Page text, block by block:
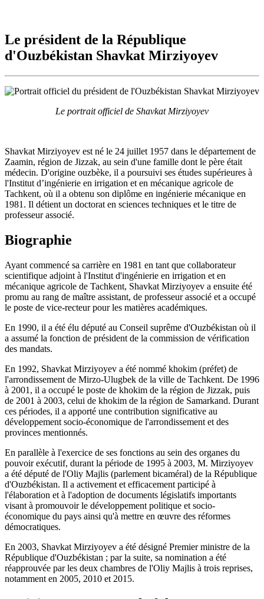
Le président de la République
d'Ouzbékistan Shavkat Mirziyoyev
Le portrait officiel de Shavkat Mirziyoyev
Shavkat Mirziyoyev est né le 24 juillet 1957 dans le département de
Zaamin, région de Jizzak, au sein d'une famille dont le père était
médecin. D'origine ouzbèke, il a poursuivi ses études supérieures à
l'Institut d’ingénierie en irrigation et en mécanique agricole de
Tachkent, où il a obtenu son diplôme en ingénierie mécanique en
1981. Il détient un doctorat en sciences techniques et le titre de
professeur associé.
Biographie
Ayant commencé sa carrière en 1981 en tant que collaborateur
scientifique adjoint à l'Institut d'ingénierie en irrigation et en
mécanique agricole de Tachkent, Shavkat Mirziyoyev a ensuite été
promu au rang de maître assistant, de professeur associé et a occupé
le poste de vice-recteur pour les matières académiques.
En 1990, il a été élu député au Conseil suprême d'Ouzbékistan où il
a assumé la fonction de président de la commission de vérification
des mandats.
En 1992, Shavkat Mirziyoyev a été nommé khokim (préfet) de
l'arrondissement de Mirzo-Ulugbek de la ville de Tachkent. De 1996
à 2001, il a occupé le poste de khokim de la région de Jizzak, puis
de 2001 à 2003, celui de khokim de la région de Samarkand. Durant
ces périodes, il a apporté une contribution significative au
développement socio-économique de l'arrondissement et des
provinces mentionnés.
En parallèle à l'exercice de ses fonctions au sein des organes du
pouvoir exécutif, durant la période de 1995 à 2003, M. Mirziyoyev
a été député de l'Oliy Majlis (parlement bicaméral) de la République
d'Ouzbékistan. Il a activement et efficacement participé à
l'élaboration et à l'adoption de documents législatifs importants
visant à promouvoir le développement politique et socio-
économique du pays ainsi qu'à mettre en œuvre des réformes
démocratiques.
En 2003, Shavkat Mirziyoyev a été désigné Premier ministre de la
République d'Ouzbékistan ; par la suite, sa nomination a été
réapprouvée par les deux chambres de l'Oliy Majlis à trois reprises,
notamment en 2005, 2010 et 2015.